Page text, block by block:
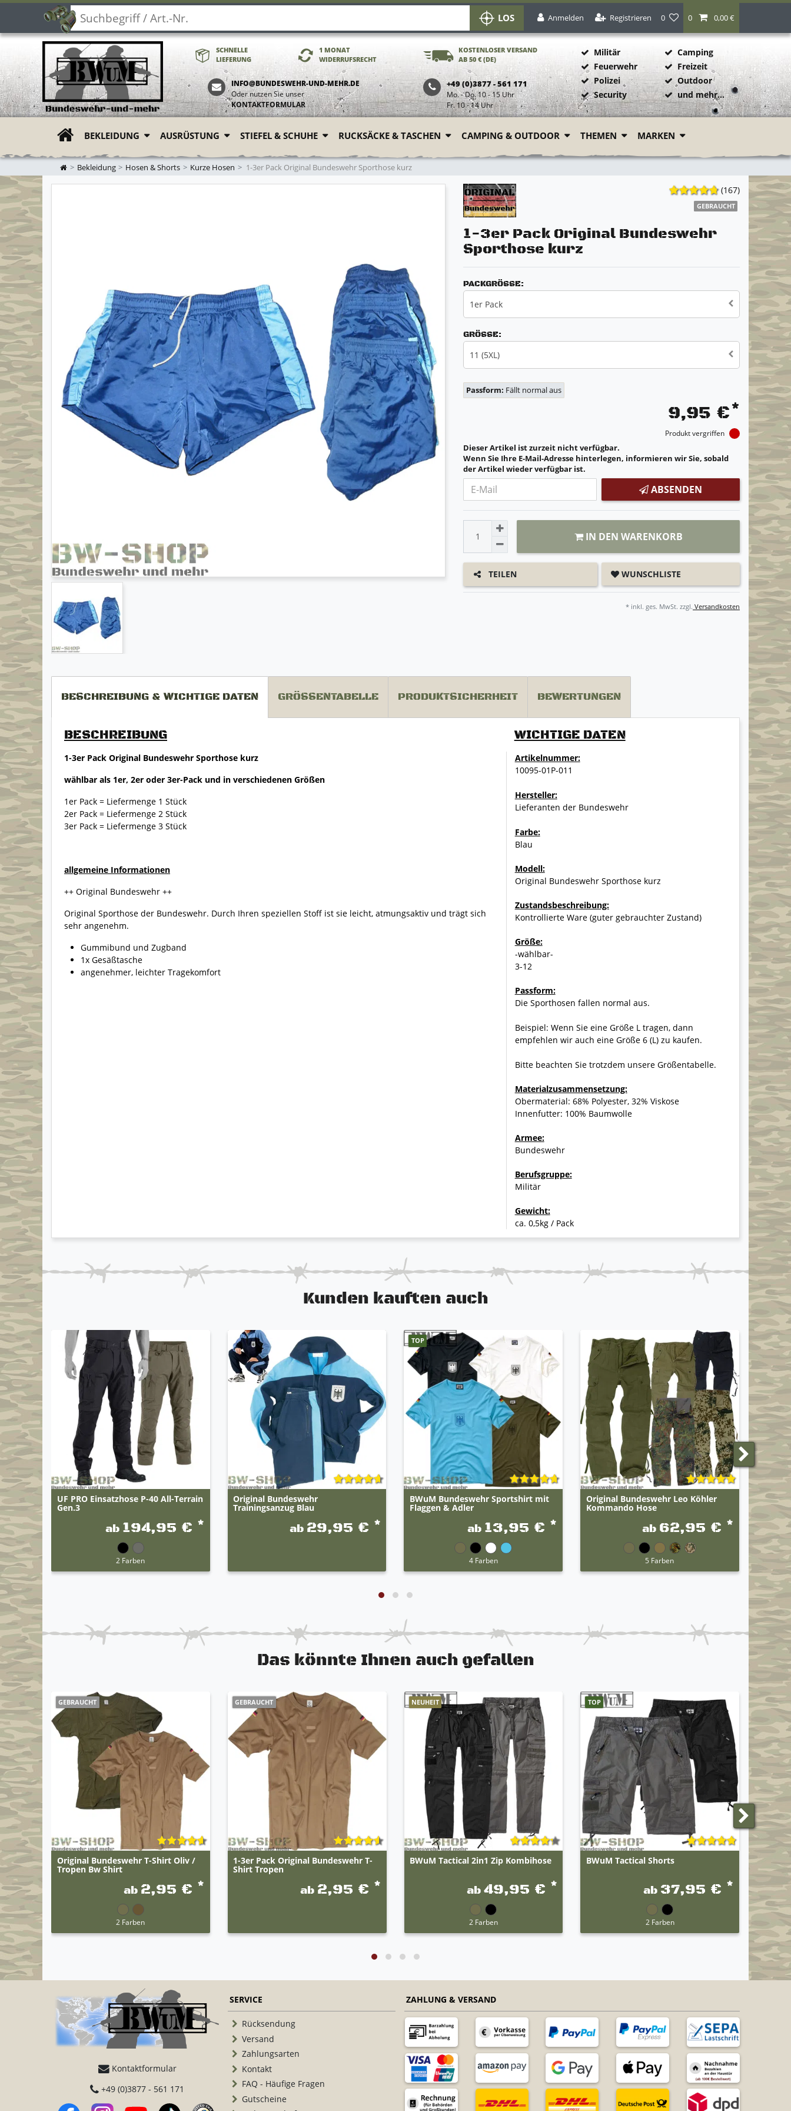
LOS Anmelden Registrieren 0 0 0,00 €
SCHNELLE
LIEFERUNG
1 MONAT
WIDERRUFSRECHT
KOSTENLOSER VERSAND
AB 50 € (DE)
INFO@BUNDESWEHR-UND-MEHR.DE
Oder nutzen Sie unser
KONTAKTFORMULAR
+49 (0)3877 - 561 171
Mo. - Do. 10 - 15 Uhr
Fr. 10 - 14 Uhr
Militär
Feuerwehr
Polizei
Security
Camping
Freizeit
Outdoor
und mehr...
ZUR STARTSEITE
BEKLEIDUNG AUSRÜSTUNG STIEFEL & SCHUHE RUCKSÄCKE & TASCHEN CAMPING & OUTDOOR THEMEN MARKEN
Bekleidung Hosen & Shorts Kurze Hosen 1-3er Pack Original Bundeswehr Sporthose kurz
(167)
GEBRAUCHT
1-3er Pack Original Bundeswehr
Sporthose kurz
PACKGRÖSSE:
1er Pack
GRÖSSE:
11 (5XL)
Passform: Fällt normal aus
9,95 €*
Produkt vergriffen
Dieser Artikel ist zurzeit nicht verfügbar.
Wenn Sie Ihre E-Mail-Adresse hinterlegen, informieren wir Sie, sobald
der Artikel wieder verfügbar ist.
ABSENDEN
IN DEN WARENKORB
TEILEN WUNSCHLISTE
* inkl. ges. MwSt. zzgl. Versandkosten
BESCHREIBUNG & WICHTIGE DATEN GRÖSSENTABELLE PRODUKTSICHERHEIT BEWERTUNGEN
BESCHREIBUNG
1-3er Pack Original Bundeswehr Sporthose kurz
wählbar als 1er, 2er oder 3er-Pack und in verschiedenen Größen
1er Pack = Liefermenge 1 Stück
2er Pack = Liefermenge 2 Stück
3er Pack = Liefermenge 3 Stück
allgemeine Informationen
++ Original Bundeswehr ++
Original Sporthose der Bundeswehr. Durch Ihren speziellen Stoff ist sie leicht, atmungsaktiv und trägt sich
sehr angenehm.
Gummibund und Zugband
1x Gesäßtasche
angenehmer, leichter Tragekomfort
WICHTIGE DATEN
Artikelnummer:
10095-01P-011
Hersteller:
Lieferanten der Bundeswehr
Farbe:
Blau
Modell:
Original Bundeswehr Sporthose kurz
Zustandsbeschreibung:
Kontrollierte Ware (guter gebrauchter Zustand)
Größe:
-wählbar-
3-12
Passform:
Die Sporthosen fallen normal aus.
Beispiel: Wenn Sie eine Größe L tragen, dann
empfehlen wir auch eine Größe 6 (L) zu kaufen.
Bitte beachten Sie trotzdem unsere Größentabelle.
Materialzusammensetzung:
Obermaterial: 68% Polyester, 32% Viskose
Innenfutter: 100% Baumwolle
Armee:
Bundeswehr
Berufsgruppe:
Militär
Gewicht:
ca. 0,5kg / Pack
Kunden kauften auch
UF PRO Einsatzhose P-40 All-Terrain
Gen.3
ab 194,95 € *
2 Farben
Original Bundeswehr
Trainingsanzug Blau
ab 29,95 € *
TOP
BWuM Bundeswehr Sportshirt mit
Flaggen & Adler
ab 13,95 € *
4 Farben
Original Bundeswehr Leo Köhler
Kommando Hose
ab 62,95 € *
5 Farben
NEUE
UVP
Das könnte Ihnen auch gefallen
GEBRAUCHT
Original Bundeswehr T-Shirt Oliv /
Tropen Bw Shirt
ab 2,95 € *
2 Farben
GEBRAUCHT
1-3er Pack Original Bundeswehr T-
Shirt Tropen
ab 2,95 € *
NEUHEIT
BWuM Tactical 2in1 Zip Kombihose
ab 49,95 € *
2 Farben
TOP
BWuM Tactical Shorts
ab 37,95 € *
2 Farben
Kontaktformular
+49 (0)3877 - 561 171
SERVICE
Rücksendung
Versand
Zahlungsarten
Kontakt
FAQ - Häufige Fragen
Gutscheine
ZAHLUNG & VERSAND